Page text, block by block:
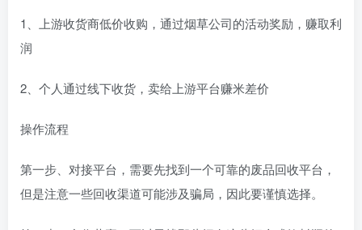
1、上游收货商低价收购，通过烟草公司的活动奖励，赚取利
润
2、个人通过线下收货，卖给上游平台赚米差价
操作流程
第一步、对接平台，需要先找到一个可靠的废品回收平台，
但是注意一些回收渠道可能涉及骗局，因此要谨慎选择。